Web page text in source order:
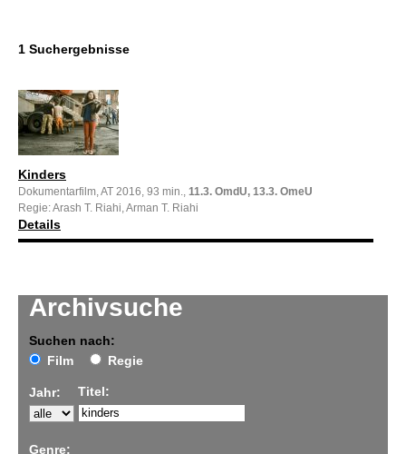
Archivsuche
Suchen nach:
Film
Regie
Jahr: Titel:
Genre:
1 Suchergebnisse
Kinders
Dokumentarfilm, AT 2016, 93 min., 11.3. OmdU, 13.3. OmeU
Regie: Arash T. Riahi, Arman T. Riahi
Details